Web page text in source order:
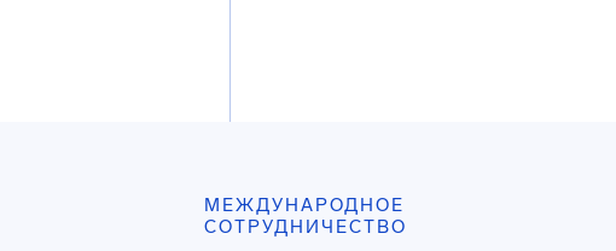
МЕЖДУНАРОДНОЕ
СОТРУДНИЧЕСТВО